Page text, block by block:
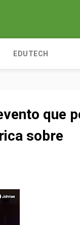
EDUTECH
que
sobre